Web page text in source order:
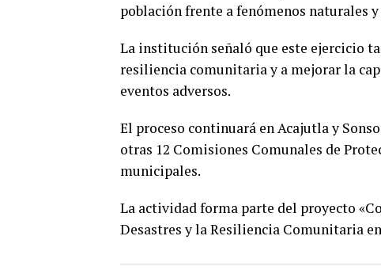
población frente a fenómenos naturales
La institución señaló que este ejercicio
resiliencia comunitaria y a mejorar la
eventos adversos.
El proceso continuará en Acajutla y
otras 12 Comisiones Comunales de
municipales.
La actividad forma parte del proyecto
Desastres y la Resiliencia Comunitaria